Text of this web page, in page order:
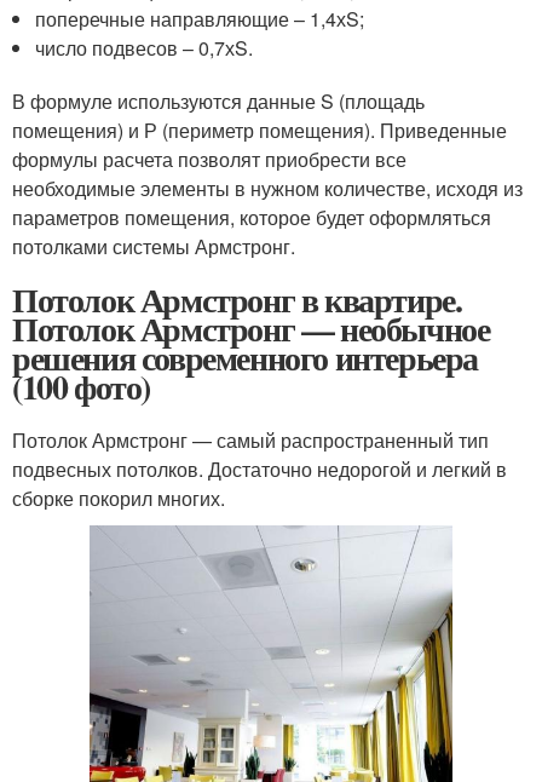
поперечные направляющие – 1,4хS;
число подвесов – 0,7хS.
В формуле используются данные S (площадь
помещения) и Р (периметр помещения). Приведенные
формулы расчета позволят приобрести все
необходимые элементы в нужном количестве, исходя из
параметров помещения, которое будет оформляться
потолками системы Армстронг.
Потолок Армстронг в квартире.
Потолок Армстронг — необычное
решения современного интерьера
(100 фото)
Потолок Армстронг — самый распространенный тип
подвесных потолков. Достаточно недорогой и легкий в
сборке покорил многих.